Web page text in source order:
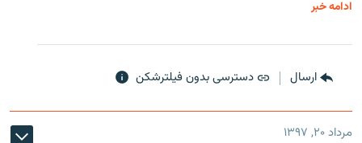
ادامه خبر
ارسال دسترسی بدون فیلترشکن
مرداد ۲۰, ۱۳۹۷